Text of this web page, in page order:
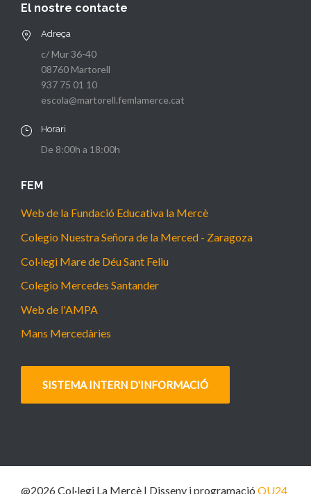
El nostre contacte
Adreça
c/ Mur 36-40
08760 Martorell
937 75 01 10
escola@martorell.femlamerce.cat
Horari
De 8:00h a 18:00h
FEM
Web de la Fundació Educativa la Mercè
Colegio Nuestra Señora de la Merced - Zaragoza
Col·legi Mare de Déu Sant Feliu
Colegio Mercedes Santander
Web de l'AMPA
Mans Mercedàries
SISTEMA INTERN D'INFORMACIÓ
@2026 Col·legi La Mercè | Disseny i programació QU24